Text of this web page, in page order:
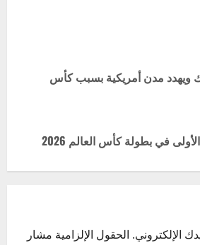
ويهدد مدن أمريكية بسبب كأس
في بطولة كأس العالم 2026
الإلكتروني. الحقول الإلزامية مشار